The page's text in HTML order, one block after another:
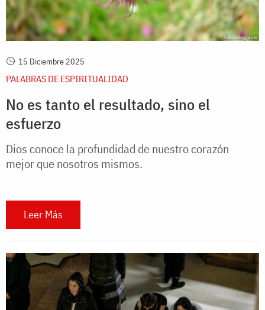
15 Diciembre 2025
PALABRAS DE ESPIRITUALIDAD
No es tanto el resultado, sino el
esfuerzo
Dios conoce la profundidad de nuestro corazón
mejor que nosotros mismos.
Leer Más